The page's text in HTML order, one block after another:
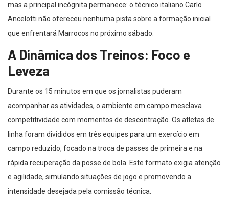
mas a principal incógnita permanece: o técnico italiano Carlo
Ancelotti não ofereceu nenhuma pista sobre a formação inicial
que enfrentará Marrocos no próximo sábado.
A Dinâmica dos Treinos: Foco e
Leveza
Durante os 15 minutos em que os jornalistas puderam
acompanhar as atividades, o ambiente em campo mesclava
competitividade com momentos de descontração. Os atletas de
linha foram divididos em três equipes para um exercício em
campo reduzido, focado na troca de passes de primeira e na
rápida recuperação da posse de bola. Este formato exigia atenção
e agilidade, simulando situações de jogo e promovendo a
intensidade desejada pela comissão técnica.